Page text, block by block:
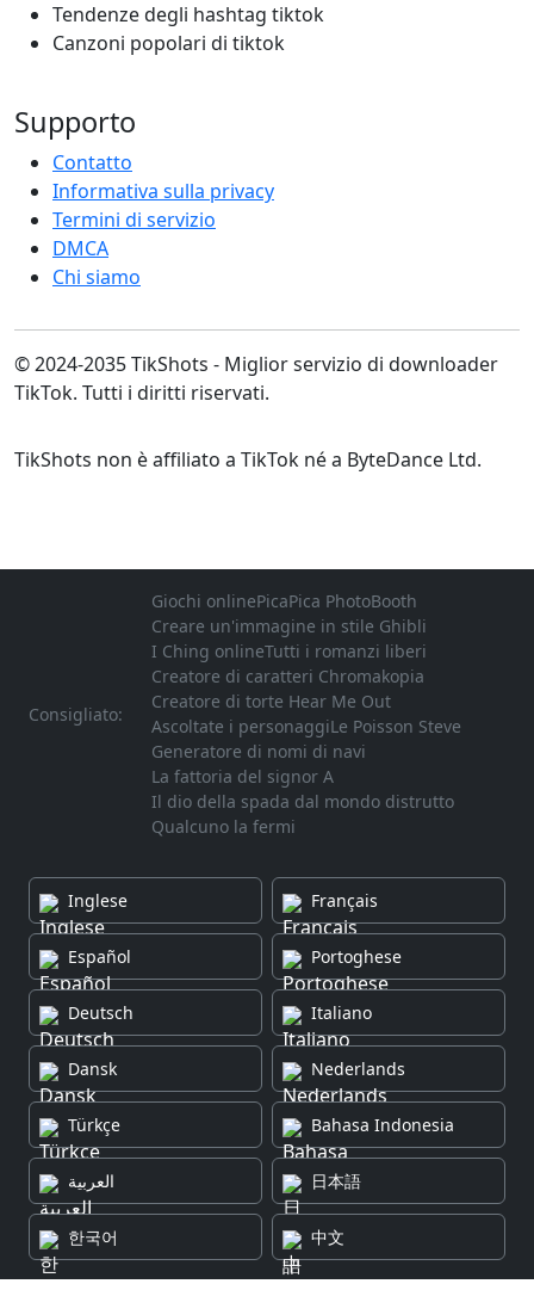
Tendenze degli hashtag tiktok
Canzoni popolari di tiktok
Supporto
Contatto
Informativa sulla privacy
Termini di servizio
DMCA
Chi siamo
© 2024-2035 TikShots - Miglior servizio di downloader
TikTok. Tutti i diritti riservati.
TikShots non è affiliato a TikTok né a ByteDance Ltd.
Consigliato:
Giochi onlinePicaPica PhotoBooth
Creare un'immagine in stile Ghibli
I Ching onlineTutti i romanzi liberi
Creatore di caratteri Chromakopia
Creatore di torte Hear Me Out
Ascoltate i personaggiLe Poisson Steve
Generatore di nomi di navi
La fattoria del signor A
Il dio della spada dal mondo distrutto
Qualcuno la fermi
Inglese Français
Español Portoghese
Deutsch Italiano
Dansk Nederlands
Türkçe Bahasa Indonesia
العربية 日本語
한국어 中文